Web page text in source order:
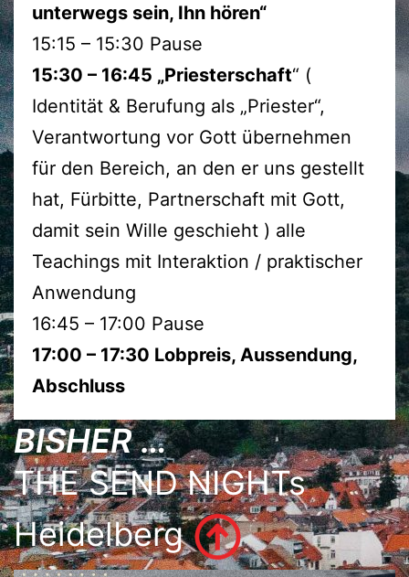
unterwegs sein, Ihn hören“
15:15 – 15:30 Pause
15:30 – 16:45 „Priesterschaft“ (
Identität & Berufung als „Priester“,
Verantwortung vor Gott übernehmen
für den Bereich, an den er uns gestellt
hat, Fürbitte, Partnerschaft mit Gott,
damit sein Wille geschieht ) alle
Teachings mit Interaktion / praktischer
Anwendung
16:45 – 17:00 Pause
17:00 – 17:30 Lobpreis, Aussendung,
Abschluss
BISHER …
THE SEND NIGHTs
Heidelberg